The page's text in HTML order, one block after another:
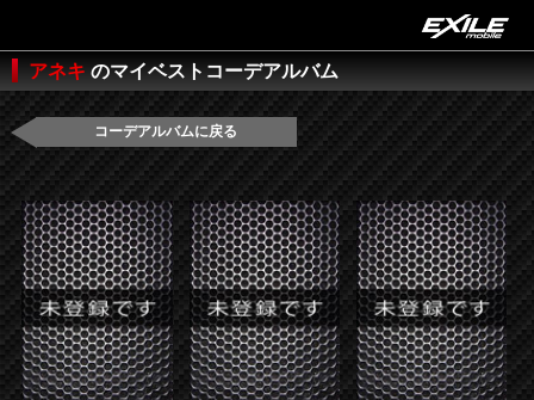
アネキ のマイベストコーデアルバム
コーデアルバムに戻る